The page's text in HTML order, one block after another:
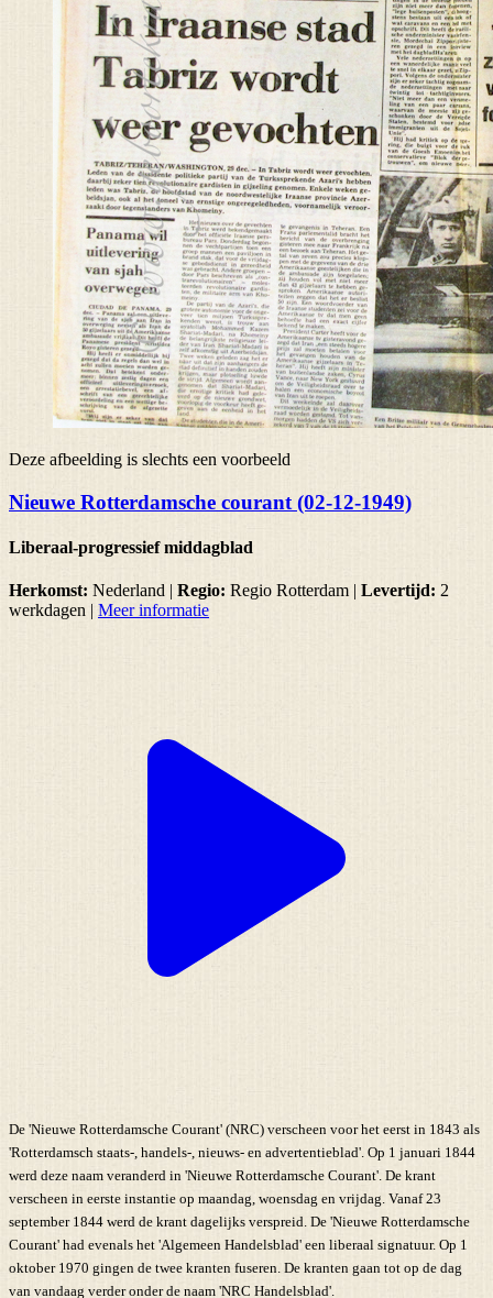
Deze afbeelding is slechts een voorbeeld
Nieuwe Rotterdamsche courant (02-12-1949)
Liberaal-progressief middagblad
Herkomst: Nederland | Regio: Regio Rotterdam | Levertijd: 2
werkdagen | Meer informatie
De 'Nieuwe Rotterdamsche Courant' (NRC) verscheen voor het eerst in 1843 als
'Rotterdamsch staats-, handels-, nieuws- en advertentieblad'. Op 1 januari 1844
werd deze naam veranderd in 'Nieuwe Rotterdamsche Courant'. De krant
verscheen in eerste instantie op maandag, woensdag en vrijdag. Vanaf 23
september 1844 werd de krant dagelijks verspreid. De 'Nieuwe Rotterdamsche
Courant' had evenals het 'Algemeen Handelsblad' een liberaal signatuur. Op 1
oktober 1970 gingen de twee kranten fuseren. De kranten gaan tot op de dag
van vandaag verder onder de naam 'NRC Handelsblad'.